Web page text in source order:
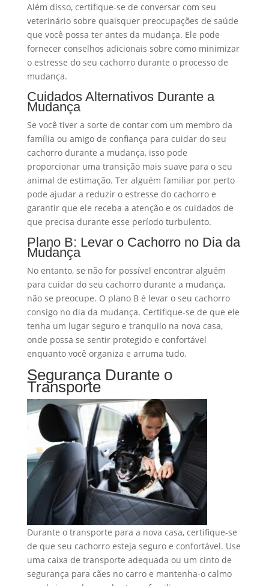
Além disso, certifique-se de conversar com seu
veterinário sobre quaisquer preocupações de saúde
que você possa ter antes da mudança. Ele pode
fornecer conselhos adicionais sobre como minimizar
o estresse do seu cachorro durante o processo de
mudança.
Cuidados Alternativos Durante a
Mudança
Se você tiver a sorte de contar com um membro da
família ou amigo de confiança para cuidar do seu
cachorro durante a mudança, isso pode
proporcionar uma transição mais suave para o seu
animal de estimação. Ter alguém familiar por perto
pode ajudar a reduzir o estresse do cachorro e
garantir que ele receba a atenção e os cuidados de
que precisa durante esse período turbulento.
Plano B: Levar o Cachorro no Dia da
Mudança
No entanto, se não for possível encontrar alguém
para cuidar do seu cachorro durante a mudança,
não se preocupe. O plano B é levar o seu cachorro
consigo no dia da mudança. Certifique-se de que ele
tenha um lugar seguro e tranquilo na nova casa,
onde possa se sentir protegido e confortável
enquanto você organiza e arruma tudo.
Segurança Durante o
Transporte
Durante o transporte para a nova casa, certifique-se
de que seu cachorro esteja seguro e confortável. Use
uma caixa de transporte adequada ou um cinto de
segurança para cães no carro e mantenha-o calmo